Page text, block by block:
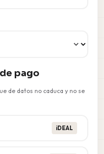
pago
de datos no caduca y no se
iDEAL